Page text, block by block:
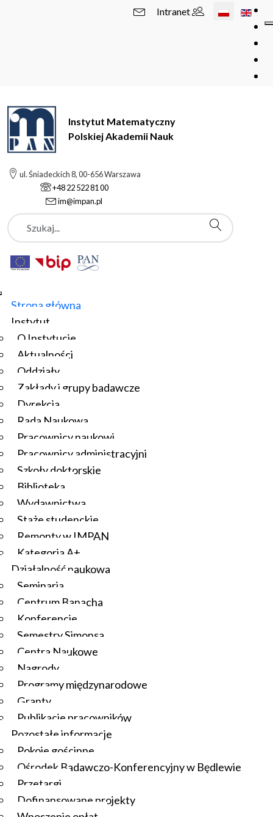
Wybierz swój
Intranet
Instytut Matematyczny
Polskiej Akademii Nauk
ul. Śniadeckich 8, 00-656 Warszawa
+48 22 522 81 00
im@impan.pl
Szukaj
Strona główna
Instytut
O Instytucie
Aktualności
Oddziały
Zakłady i grupy badawcze
Dyrekcja
Rada Naukowa
Pracownicy naukowi
Pracownicy administracyjni
Szkoły doktorskie
Biblioteka
Wydawnictwa
Staże studenckie
Remonty w IMPAN
Kategoria A+
Działalność naukowa
Seminaria
Centrum Banacha
Konferencje
Semestry Simonsa
Centra Naukowe
Nagrody
Programy międzynarodowe
Granty
Publikacje pracowników
Pozostałe informacje
Pokoje gościnne
Ośrodek Badawczo-Konferencyjny w Będlewie
Przetargi
Dofinansowane projekty